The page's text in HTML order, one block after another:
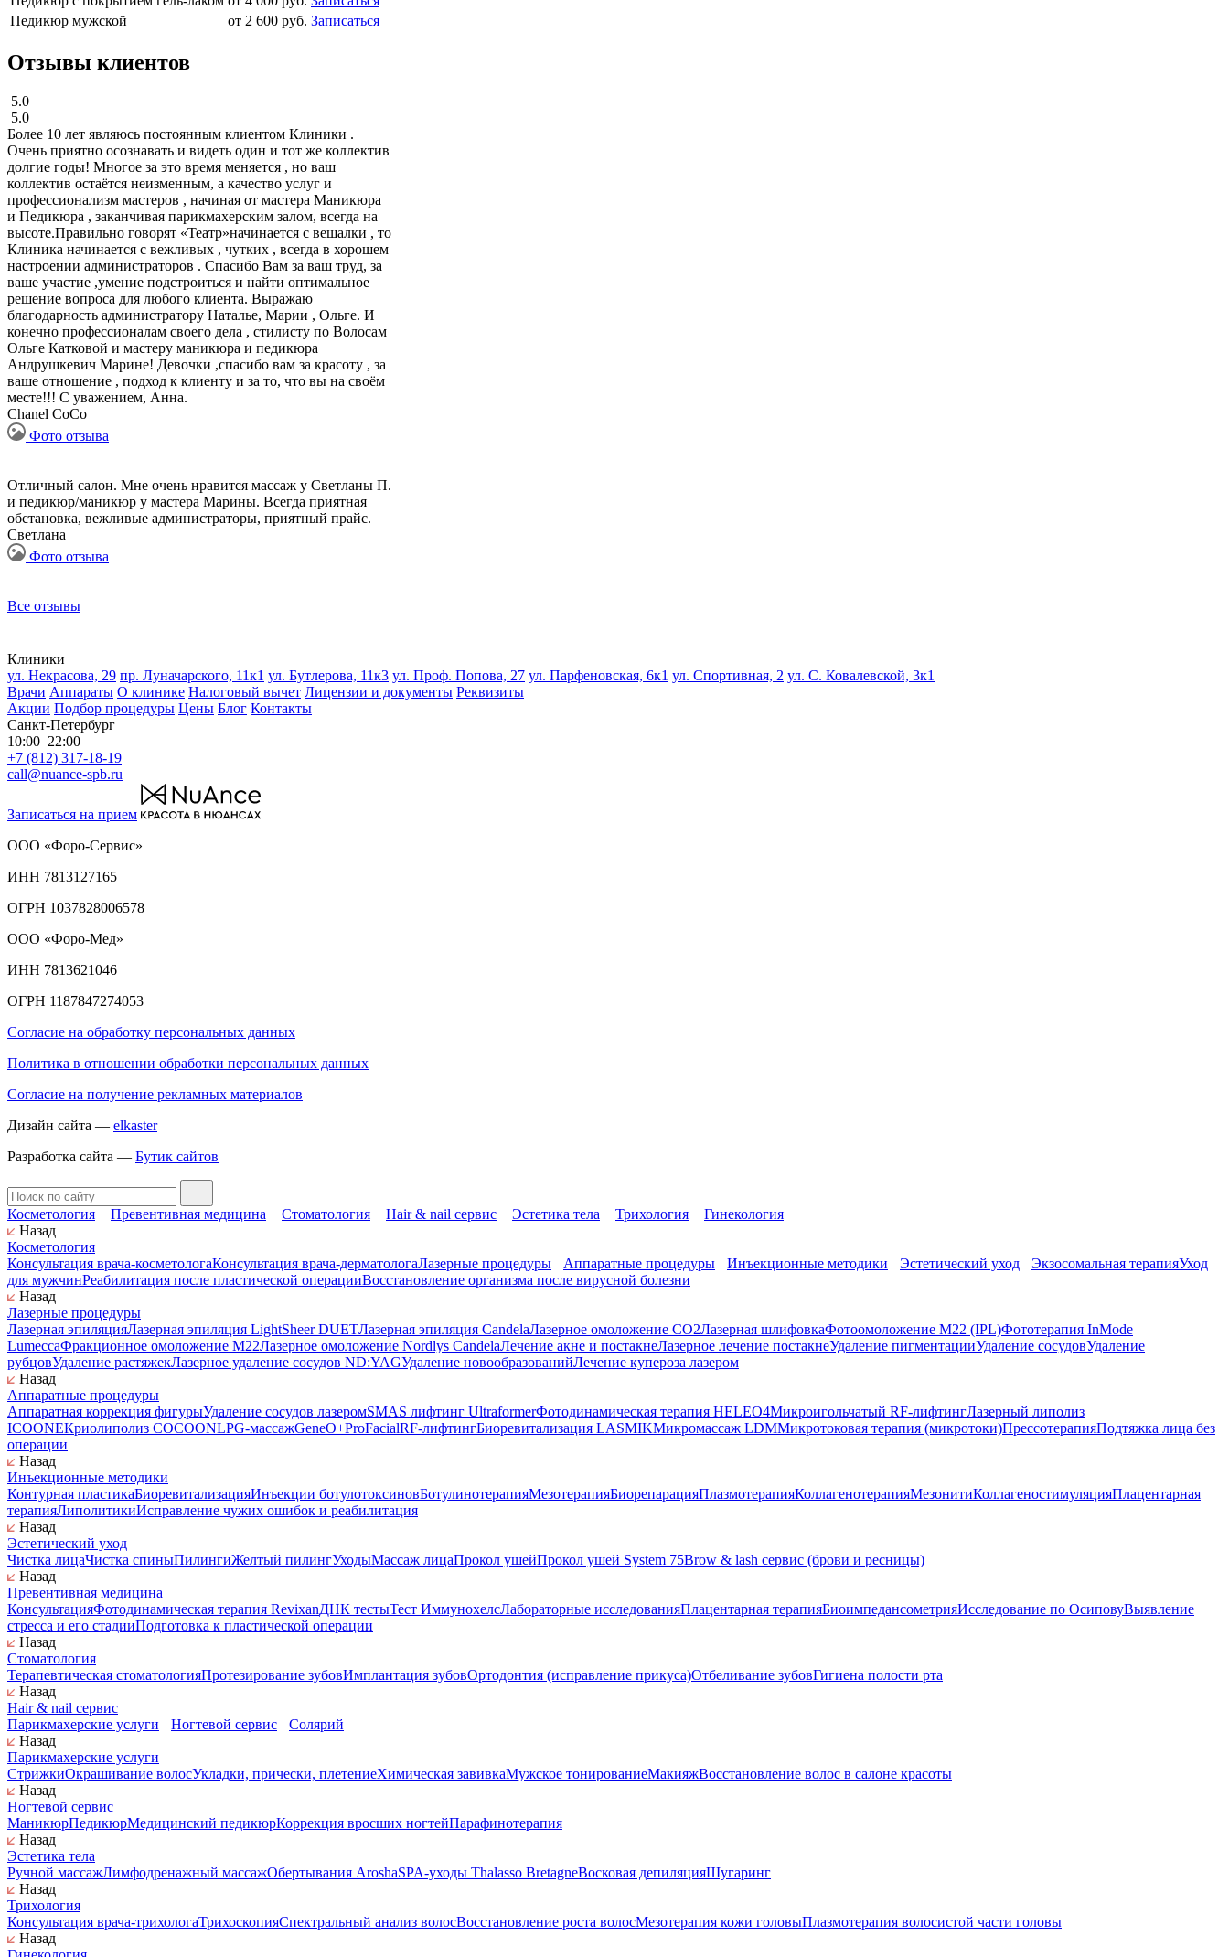
Педикюр мужской
от 2 600 руб. Записаться
Отзывы клиентов
5.0
5.0
Более 10 лет являюсь постоянным клиентом Клиники .
Очень приятно осознавать и видеть один и тот же коллектив
долгие годы! Многое за это время меняется , но ваш
коллектив остаётся неизменным, а качество услуг и
профессионализм мастеров , начиная от мастера Маникюра
и Педикюра , заканчивая парикмахерским залом, всегда на
высоте.Правильно говорят «Театр»начинается с вешалки , то
Клиника начинается с вежливых , чутких , всегда в хорошем
настроении администраторов . Спасибо Вам за ваш труд, за
ваше участие ,умение подстроиться и найти оптимальное
решение вопроса для любого клиента. Выражаю
благодарность администратору Наталье, Марии , Ольге. И
конечно профессионалам своего дела , стилисту по Волосам
Ольге Катковой и мастеру маникюра и педикюра
Андрушкевич Марине! Девочки ,спасибо вам за красоту , за
ваше отношение , подход к клиенту и за то, что вы на своём
месте!!! С уважением, Анна.
Chanel CoCo
Фото отзыва
Отличный салон. Мне очень нравится массаж у Светланы П.
и педикюр/маникюр у мастера Марины. Всегда приятная
обстановка, вежливые администраторы, приятный прайс.
Светлана
Фото отзыва
Все отзывы
Клиники
ул. Некрасова, 29 пр. Луначарского, 11к1 ул. Бутлерова, 11к3 ул. Проф. Попова, 27 ул. Парфеновская, 6к1 ул. Спортивная, 2 ул. С. Ковалевской, 3к1
Врачи Аппараты О клинике Налоговый вычет Лицензии и документы Реквизиты
Акции Подбор процедуры Цены Блог Контакты
Санкт-Петербург
10:00–22:00
+7 (812) 317-18-19
call@nuance-spb.ru
Записаться на прием
ООО «Форо-Сервис»
ИНН 7813127165
ОГРН 1037828006578
ООО «Форо-Мед»
ИНН 7813621046
ОГРН 1187847274053
Согласие на обработку персональных данных
Политика в отношении обработки персональных данных
Согласие на получение рекламных материалов
Дизайн сайта — elkaster
Разработка сайта — Бутик сайтов
Косметология Превентивная медицина Стоматология Hair & nail сервис Эстетика тела Трихология
Гинекология
Назад
Косметология
Консультация врача-косметологаКонсультация врача-дерматологаЛазерные процедуры Аппаратные процедуры Инъекционные методики Эстетический уход Экзосомальная терапияУход
для мужчинРеабилитация после пластической операцииВосстановление организма после вирусной болезни
Назад
Лазерные процедуры
Лазерная эпиляцияЛазерная эпиляция LightSheer DUETЛазерная эпиляция CandelaЛазерное омоложение СО2Лазерная шлифовкаФотоомоложение M22 (IPL)Фототерапия InMode
LumeccaФракционное омоложение M22Лазерное омоложение Nordlys CandelaЛечение акне и постакнеЛазерное лечение постакнеУдаление пигментацииУдаление сосудовУдаление
рубцовУдаление растяжекЛазерное удаление сосудов ND:YAGУдаление новообразованийЛечение купероза лазером
Назад
Аппаратные процедуры
Аппаратная коррекция фигурыУдаление сосудов лазеромSMAS лифтинг UltraformerФотодинамическая терапия HELEO4Микроигольчатый RF-лифтингЛазерный липолиз
ICOONEКриолиполиз COCOONLPG-массажGeneO+ProFacialRF-лифтингБиоревитализация LASMIKМикромассаж LDMМикротоковая терапия (микротоки)ПрессотерапияПодтяжка лица без
операции
Назад
Инъекционные методики
Контурная пластикаБиоревитализацияИнъекции ботулотоксиновБотулинотерапияМезотерапияБиорепарацияПлазмотерапияКоллагенотерапияМезонитиКоллагеностимуляцияПлацентарная
терапияЛиполитикиИсправление чужих ошибок и реабилитация
Назад
Эстетический уход
Чистка лицаЧистка спиныПилингиЖелтый пилингУходыМассаж лицаПрокол ушейПрокол ушей System 75Brow & lash сервис (брови и ресницы)
Назад
Превентивная медицина
КонсультацияФотодинамическая терапия RevixanДНК тестыТест ИммунохелсЛабораторные исследованияПлацентарная терапияБиоимпедансометрияИсследование по ОсиповуВыявление
стресса и его стадииПодготовка к пластической операции
Назад
Стоматология
Терапевтическая стоматологияПротезирование зубовИмплантация зубовОртодонтия (исправление прикуса)Отбеливание зубовГигиена полости рта
Назад
Hair & nail сервис
Парикмахерские услуги
Ногтевой сервис
Солярий
Назад
Парикмахерские услуги
СтрижкиОкрашивание волосУкладки, прически, плетениеХимическая завивкаМужское тонированиеМакияжВосстановление волос в салоне красоты
Назад
Ногтевой сервис
МаникюрПедикюрМедицинский педикюрКоррекция вросших ногтейПарафинотерапия
Назад
Эстетика тела
Ручной массажЛимфодренажный массажОбертывания AroshaSPA-уходы Thalasso BretagneВосковая депиляцияШугаринг
Назад
Трихология
Консультация врача-трихологаТрихоскопияСпектральный анализ волосВосстановление роста волосМезотерапия кожи головыПлазмотерапия волосистой части головы
Назад